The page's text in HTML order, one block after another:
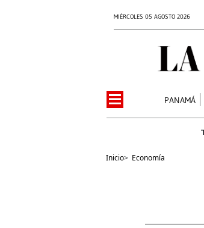
MIÉRCOLES 05 AGOSTO 2026
PANAMÁ
Inicio> Economía